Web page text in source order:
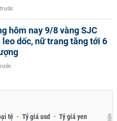
hôm nay 9/8 vàng SJC
dốc, nữ trang tăng tới 6
tệ Tỷ giá usd
Tỷ giá yen